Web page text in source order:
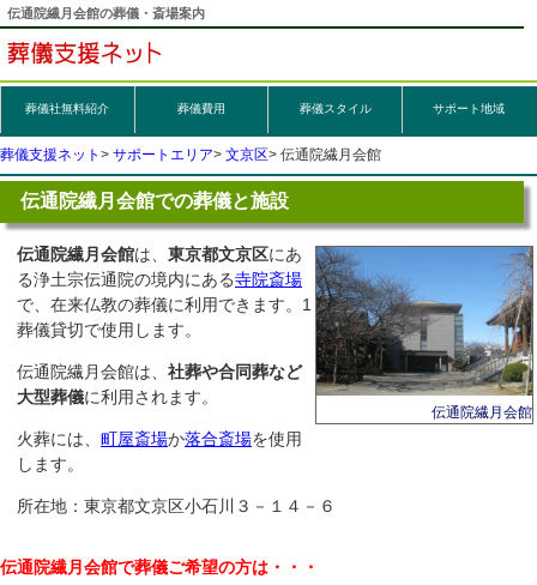
伝通院繊月会館の葬儀・斎場案内
葬儀社無料紹介 葬儀費用 葬儀スタイル サポート地域
葬儀支援ネット サポートエリア 文京区 伝通院繊月会館
伝通院繊月会館での葬儀と施設
伝通院繊月会館
伝通院繊月会館は、 東京都文京区にあ
る浄土宗伝通院の境内にある寺院斎場
で、在来仏教の葬儀に利用できます。1
葬儀貸切で使用します。
伝通院繊月会館は、 社葬や合同葬など
大型葬儀に利用されます。
火葬には、 町屋斎場か落合斎場を使用
します。
所在地：東京都文京区小石川３－１４－６
伝通院繊月会館で葬儀ご希望の方は・・・